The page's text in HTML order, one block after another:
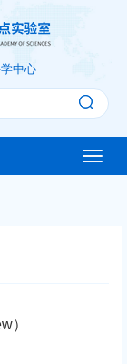
中心
Toggle
）